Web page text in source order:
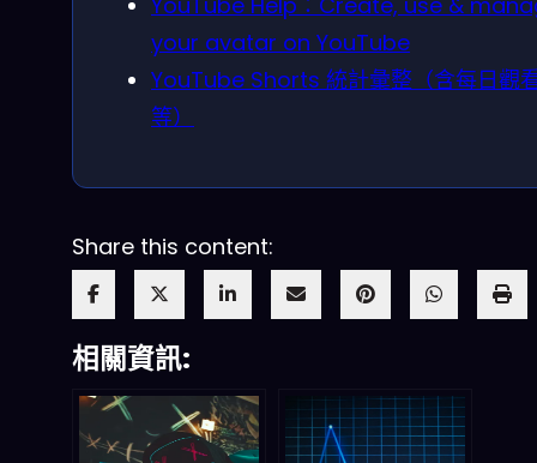
your avatar on YouTube
YouTube Shorts 統計彙整（含每日觀
等）
Share this content:
相關資訊: